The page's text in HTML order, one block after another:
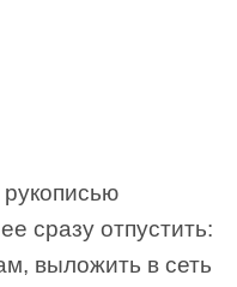
сразу отпустить:
выложить в сеть